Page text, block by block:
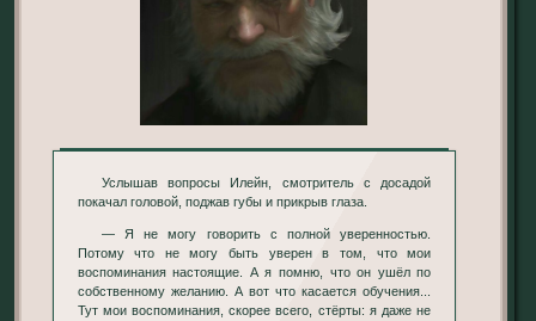
Услышав вопросы Илейн, смотритель с досадой
покачал головой, поджав губы и прикрыв глаза.
— Я не могу говорить с полной уверенностью.
Потому что не могу быть уверен в том, что мои
воспоминания настоящие. А я помню, что он ушёл по
собственному желанию. А вот что касается обучения...
Тут мои воспоминания, скорее всего, стёрты: я даже не